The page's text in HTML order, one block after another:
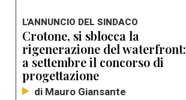
L'ANNUNCIO DEL SINDACO
Crotone, si sblocca la
rigenerazione del waterfront:
a settembre il concorso di
progettazione
di Mauro Giansante